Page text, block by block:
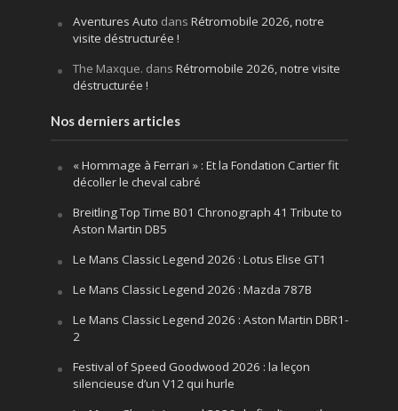
Aventures Auto dans Rétromobile 2026, notre
visite déstructurée !
The Maxque. dans Rétromobile 2026, notre visite
déstructurée !
Nos derniers articles
« Hommage à Ferrari » : Et la Fondation Cartier fit
décoller le cheval cabré
Breitling Top Time B01 Chronograph 41 Tribute to
Aston Martin DB5
Le Mans Classic Legend 2026 : Lotus Elise GT1
Le Mans Classic Legend 2026 : Mazda 787B
Le Mans Classic Legend 2026 : Aston Martin DBR1-
2
Festival of Speed Goodwood 2026 : la leçon
silencieuse d’un V12 qui hurle